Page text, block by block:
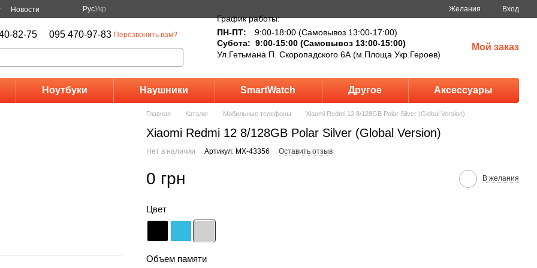
Новости РусУкр Желания Вход
82-75 095 470-97-83 Перезвонить вам?
График работы:
ПН-ПТ:
9:00-18:00 (Самовывоз 13:00-17:00)
Субота: 9:00-15:00 (Самовывоз 13:00-15:00)
Ул.Гетьмана П. Скоропадского 6А (м.Площа Укр.Героев)
Мой заказ
Ноутбуки Наушники SmartWatch Другое Аксессуары
Главная Каталог Мобильные телефоны Xiaomi Redmi 12 8/128GB Polar Silver (Global Version)
Xiaomi Redmi 12 8/128GB Polar Silver (Global Version)
Нет в наличии Артикул: MX-43356 Оставить отзыв
0 грн В желания
Цвет
Объем памяти